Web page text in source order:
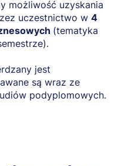
możliwość uzyskania
uczestnictwo w 4
(tematyka
jest
są wraz ze
podyplomowych.